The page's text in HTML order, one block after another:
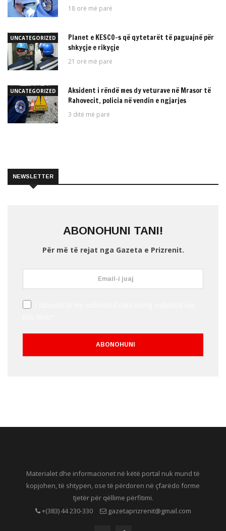
18 orë më parë
UNCATEGORIZED
Planet e KESCO-s që qytetarët të paguajnë për
shkyçje e rikyçje
21 orë më parë
UNCATEGORIZED
Aksident i rëndë mes dy veturave në Mrasor të
Rahovecit, policia në vendin e ngjarjes
3 ditë më parë
NEWSLETTER
ABONOHUNI TANI!
Për më të rejat nga Gazeta e Prizrenit.
Materialet dhe informacionet në këtë portal nuk mund të
kopjohen, të shtypen, ose të përdoren në çfarëdo forme
tjetër për qëllime përfitimi.
+(383) 44 230-330
gazetaprizrenit@gmail.com